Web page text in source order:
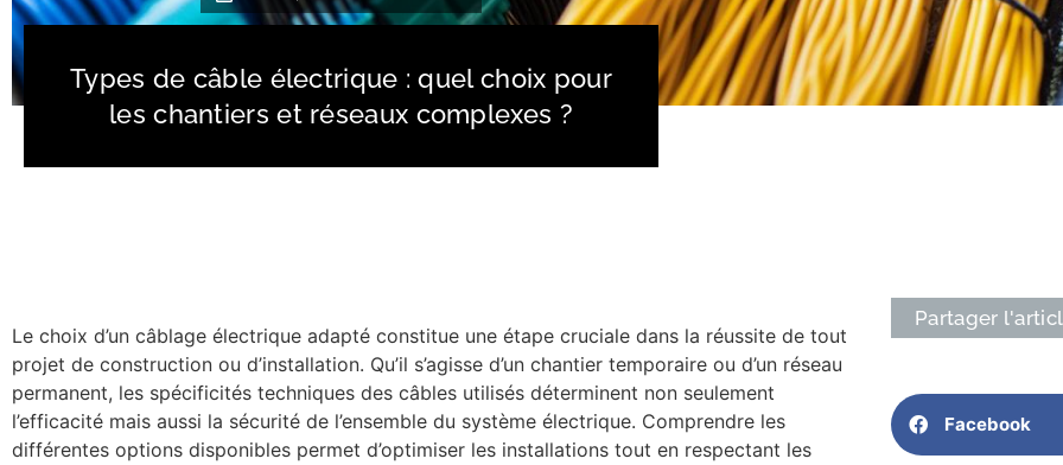
Types de câble électrique : quel choix pour
les chantiers et réseaux complexes ?
Le choix d’un câblage électrique adapté constitue une étape cruciale dans la réussite de tout
projet de construction ou d’installation. Qu’il s’agisse d’un chantier temporaire ou d’un réseau
permanent, les spécificités techniques des câbles utilisés déterminent non seulement
l’efficacité mais aussi la sécurité de l’ensemble du système électrique. Comprendre les
différentes options disponibles permet d’optimiser les installations tout en respectant les
Partager
Facebook